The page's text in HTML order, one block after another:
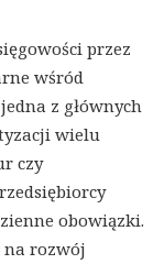
przez
wśród
z głównych
wielu
czy
obowiązki.
na rozwój